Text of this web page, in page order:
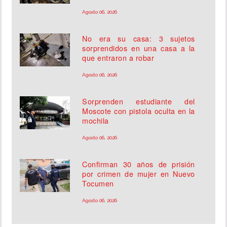
Agosto 06, 2026
No era su casa: 3 sujetos
sorprendidos en una casa a la
que entraron a robar
Agosto 06, 2026
Sorprenden estudiante del
Moscote con pistola oculta en la
mochila
Agosto 06, 2026
Confirman 30 años de prisión
por crimen de mujer en Nuevo
Tocumen
Agosto 06, 2026